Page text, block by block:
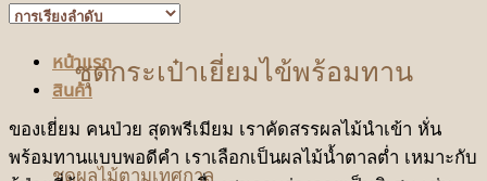
หน้าแรก
สินค้า
ชุดผลไม้ตามเทศกาล
ชุดกระเป๋าเยี่ยมไข้พร้อมทาน
ของเยี่ยม คนป่วย สุดพรีเมียม เราคัดสรรผลไม้นำเข้า หั่น
พร้อมทานแบบพอดีคำ เราเลือกเป็นผลไม้น้ำตาลต่ำ เหมาะกับ